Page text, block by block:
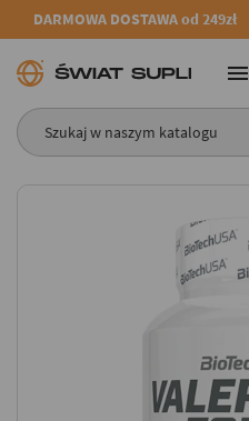
DARMOWA DOSTAWA od 249zł
